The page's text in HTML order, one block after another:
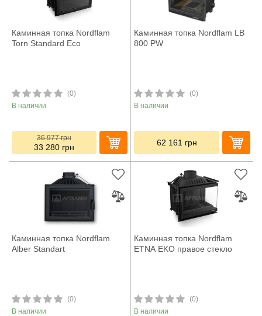
Каминная топка Nordflam
Torn Standard Eco
(0)
В наличии
36 977грн
33 280 грн
Каминная топка Nordflam LB
800 PW
(0)
В наличии
62 161 грн
Каминная топка Nordflam
Alber Standart
(0)
В наличии
Каминная топка Nordflam
ETNA EKO правое стекло
(0)
В наличии